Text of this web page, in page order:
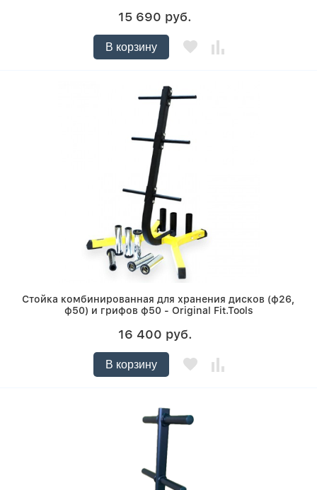
15 690 руб.
В корзину
Стойка комбинированная для хранения дисков (ф26,
ф50) и грифов ф50 - Original Fit.Tools
16 400 руб.
В корзину